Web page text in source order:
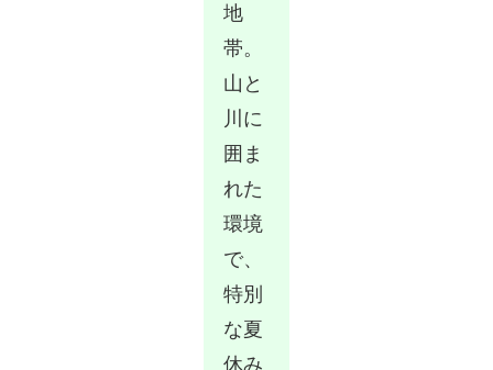
地
帯。
山と
川に
囲ま
れた
環境
で、
特別
な夏
休み